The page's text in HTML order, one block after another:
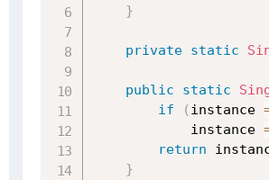
}
private static
public static
if
( instance
            instance
return
}